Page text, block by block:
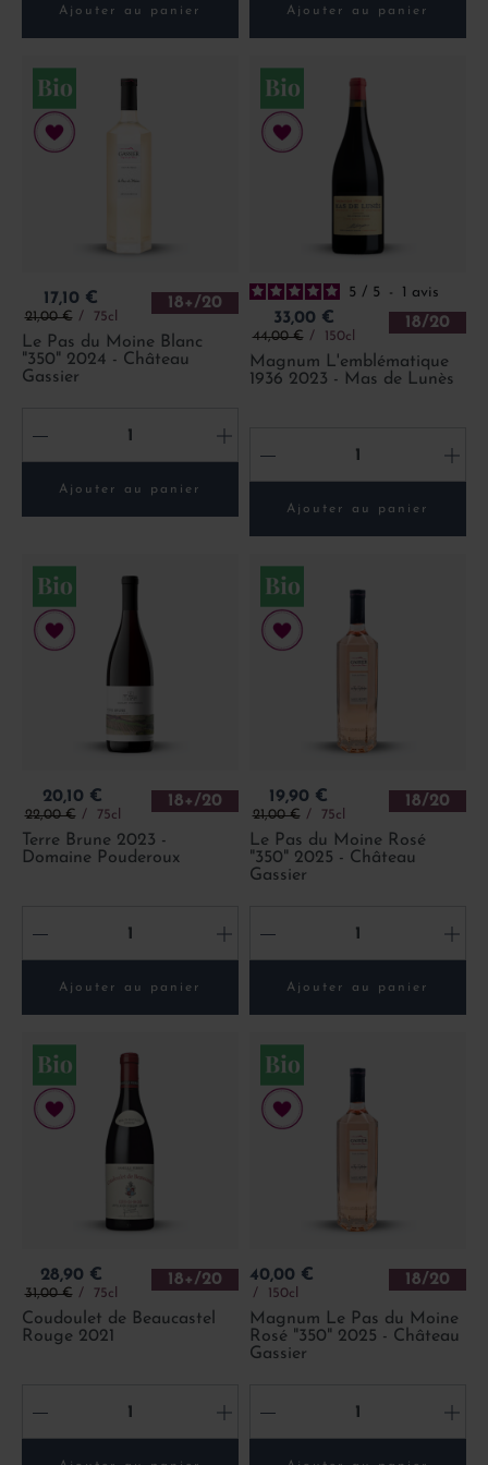
Ajouter au panier Ajouter au panier
Prix
17,10 €
Prix de base
21,00 € 75cl
18+/20
Le Pas du Moine Blanc
"350" 2024 - Château
Gassier
- +
Ajouter au panier
5 / 5 - 1 avis
Prix
33,00 €
Prix de base
44,00 € 150cl
18/20
Magnum L'emblématique
1936 2023 - Mas de Lunès
- +
Ajouter au panier
Prix
20,10 €
Prix de base
22,00 € 75cl
18+/20
Terre Brune 2023 -
Domaine Pouderoux
- +
Ajouter au panier
Prix
19,90 €
Prix de base
21,00 € 75cl
18/20
Le Pas du Moine Rosé
"350" 2025 - Château
Gassier
- +
Ajouter au panier
Prix
28,90 €
Prix de base
31,00 € 75cl
18+/20
Coudoulet de Beaucastel
Rouge 2021
- +
Prix
40,00 €
150cl
18/20
Magnum Le Pas du Moine
Rosé "350" 2025 - Château
Gassier
- +